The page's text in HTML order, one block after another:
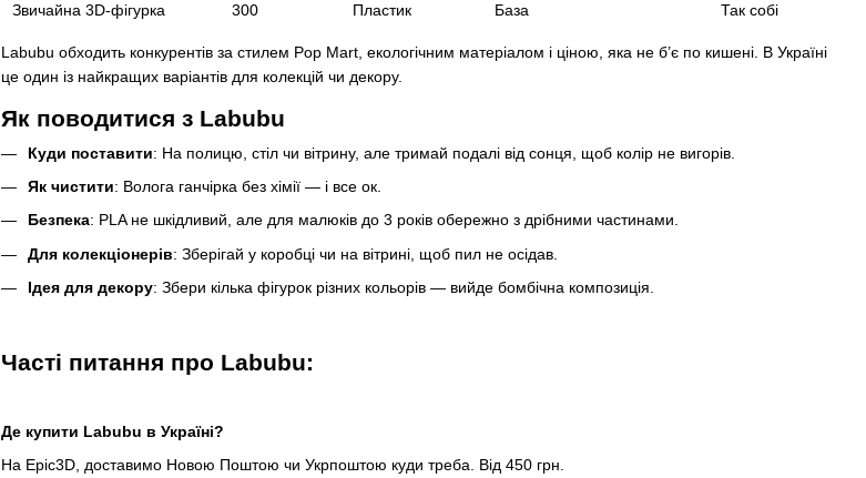
Звичайна 3D-фігурка 300 Пластик База Так собі
Labubu обходить конкурентів за стилем Pop Mart, екологічним матеріалом і ціною, яка не б’є по кишені. В Україні
це один із найкращих варіантів для колекцій чи декору.
Як поводитися з Labubu
Куди поставити: На полицю, стіл чи вітрину, але тримай подалі від сонця, щоб колір не вигорів.
Як чистити: Волога ганчірка без хімії — і все ок.
Безпека: PLA не шкідливий, але для малюків до 3 років обережно з дрібними частинами.
Для колекціонерів: Зберігай у коробці чи на вітрині, щоб пил не осідав.
Ідея для декору: Збери кілька фігурок різних кольорів — вийде бомбічна композиція.
Часті питання про Labubu:
Де купити Labubu в Україні?
На Epic3D, доставимо Новою Поштою чи Укрпоштою куди треба. Від 450 грн.